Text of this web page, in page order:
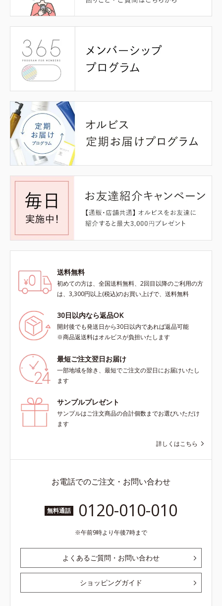
送料無料
初めての方は、全国送料無料、2回目以降のご利用の方
は、3,300円以上(税込)のお買い上げで、送料無料
30日以内なら返品OK
開封後でも発送日から30日以内であれば返品可能
※商品返送料はオルビスが負担いたします
最短ご注文翌日お届け
一部地域を除き、最短でご注文の翌日にお届けいたし
ます
サンプルプレゼント
サンプルはご注文商品の合計個数までお選びいただけ
ます
詳しくはこちら
お電話でのご注文・お問い合わせ
無料通話 0120-010-010
午前9時より午後7時まで
よくあるご質問・お問い合わせ
ショッピングガイド